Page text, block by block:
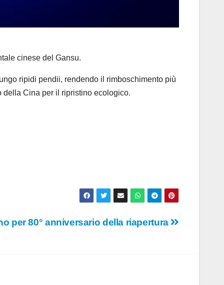
cinese del Gansu.
ripidi pendii, rendendo il rimboschimento più
della Cina per il ripristino ecologico.
per 80° anniversario della riapertura